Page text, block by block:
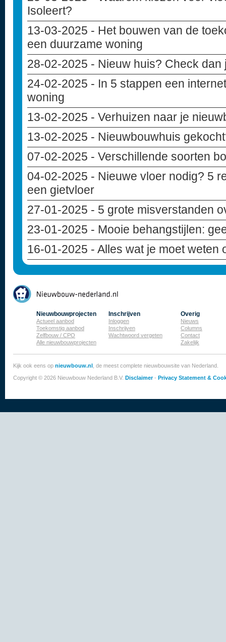
Isoleert?
13-03-2025 - Het bouwen van de
een duurzame woning
28-02-2025 - Nieuw huis? Check
24-02-2025 - In 5 stappen een
woning
13-02-2025 - Verhuizen naar je
13-02-2025 - Nieuwbouwhuis
07-02-2025 - Verschillende soorten
04-02-2025 - Nieuwe vloer nodig? 5
een gietvloer
27-01-2025 - 5 grote misverstanden
23-01-2025 - Mooie behangstijlen:
16-01-2025 - Alles wat je moet weten
Nieuwbouwprojecten
Actueel aanbod
Toekomstig aanbod
Zelfbouw / CPO
Alle nieuwbouwprojecten
Inschrijven
Inloggen
Inschrijven
Wachtwoord vergeten
Overig
Nieuws
Columns
Contact
Zakelijk
Kijk ook eens op nieuwbouw.nl , de meest complete nieuwbouwsite van Nederland.
Copyright © 2026 Nieuwbouw Nederland B.V. Disclaimer- Privacy Statement &